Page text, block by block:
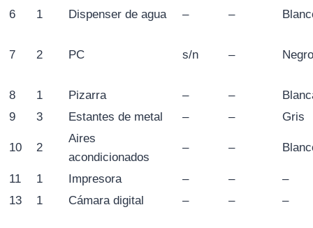
6
1 Dispenser de agua – –
7 2 PC s/n – Negro
8 1 Pizarra – –
9
3 Estantes de metal – – Gris
10 2
Aires
acondicionados
– –
11 1 Impresora – –
–
13
1 Cámara digital – – –